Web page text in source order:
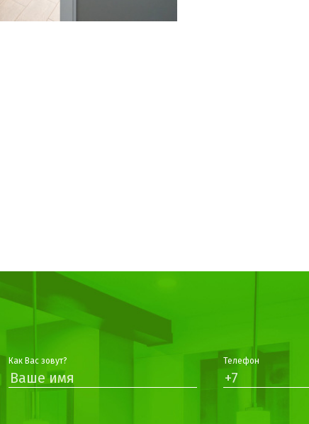
Как Вас зовут? Телефон